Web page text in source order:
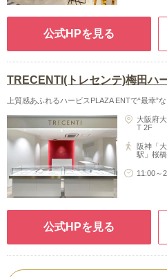
公式HPを見る
TRECENTI(トレセンテ)梅田ハ
上質感あふれるハービスPLAZA ENTで“最幸”
大阪府
T 2F
阪神「
駅」桜
11:00～
公式HPを見る